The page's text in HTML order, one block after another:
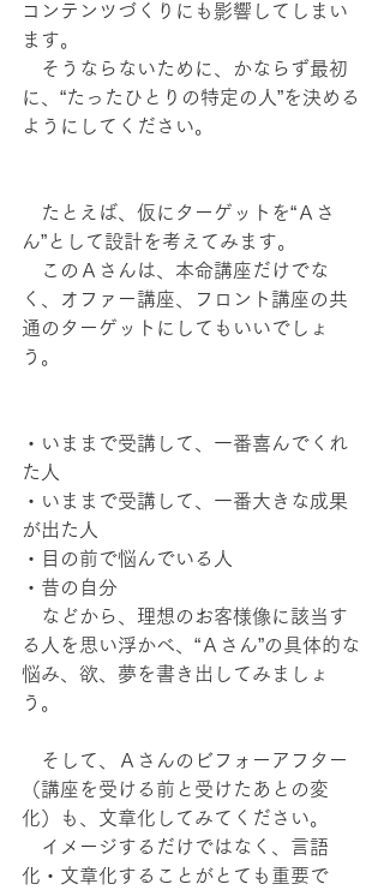
コンテンツづくりにも影響してしまい
ます。
そうならないために、かならず最初
に、“たったひとりの特定の人”を決める
ようにしてください。
たとえば、仮にターゲットを“Ａさ
ん”として設計を考えてみます。
このＡさんは、本命講座だけでな
く、オファー講座、フロント講座の共
通のターゲットにしてもいいでしょ
う。
・いままで受講して、一番喜んでくれ
た人
・いままで受講して、一番大きな成果
が出た人
・目の前で悩んでいる人
・昔の自分
などから、理想のお客様像に該当す
る人を思い浮かべ、“Ａさん”の具体的な
悩み、欲、夢を書き出してみましょ
う。
そして、Ａさんのビフォーアフター
（講座を受ける前と受けたあとの変
化）も、文章化してみてください。
イメージするだけではなく、言語
化・文章化することがとても重要で